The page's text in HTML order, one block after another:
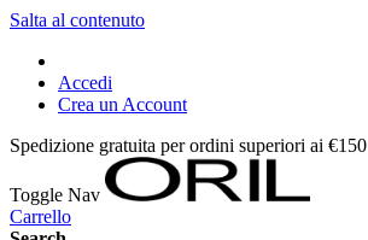
Salta al contenuto
Accedi
Crea un Account
Spedizione gratuita per ordini superiori ai €150
Toggle Nav
Carrello